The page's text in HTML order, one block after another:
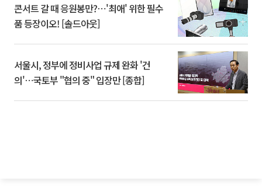
콘서트 갈 때 응원봉만?⋯'최애' 위한 필수
품 등장이오! [솔드아웃]
서울시, 정부에 정비사업 규제 완화 '건
의'⋯국토부 "협의 중" 입장만 [종합]